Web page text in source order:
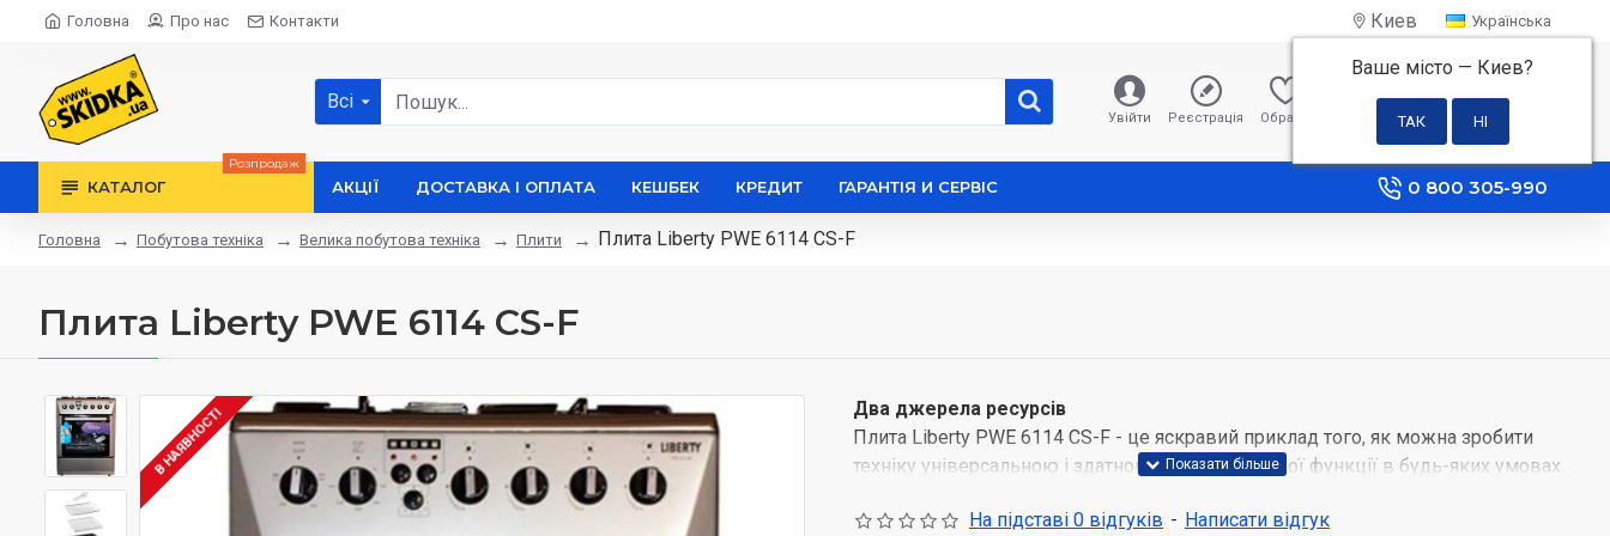
Головна Про нас Контакти Киев
Ваше місто — Киев?
Українська
Всі
Увійти Реєстрація Обране Порівняння
0 грн
КАТАЛОГ
Розпродаж
АКЦІЇ ДОСТАВКА І ОПЛАТА КЕШБЕК КРЕДИТ ГАРАНТІЯ И СЕРВІС 0 800 305-990
Головна Побутова техніка Велика побутова техніка Плити Плита Liberty PWE 6114 CS-F
Плита Liberty PWE 6114 CS-F
В НАЯВНОСТІ
Два джерела ресурсів
Плита Liberty PWE 6114 CS-F - це яскравий приклад того, як можна зробити
техніку універсальною і здатною виконувати свої функції в будь-яких умовах.
той час як духовка - електрику. Об'єднавши ці два ресурси, плита стала дуже
На підставі 0 відгуків - Написати відгук